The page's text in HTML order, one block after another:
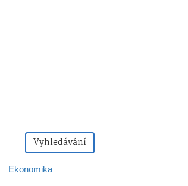
Vyhledávání
Ekonomika